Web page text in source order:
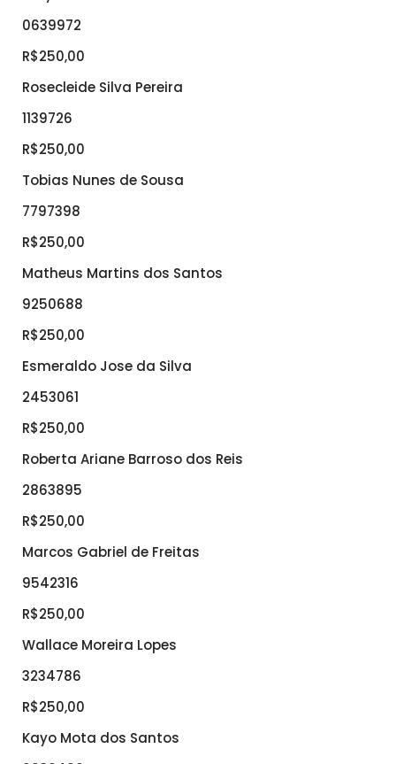
0639972
R$250,00
Rosecleide Silva Pereira
1139726
R$250,00
Tobias Nunes de Sousa
7797398
R$250,00
Matheus Martins dos Santos
9250688
R$250,00
Esmeraldo Jose da Silva
2453061
R$250,00
Roberta Ariane Barroso dos Reis
2863895
R$250,00
Marcos Gabriel de Freitas
9542316
R$250,00
Wallace Moreira Lopes
3234786
R$250,00
Kayo Mota dos Santos